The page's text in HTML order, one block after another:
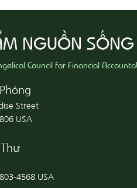
NGUỒN SỐNG
Council for Financial
Street
USA
4568 USA